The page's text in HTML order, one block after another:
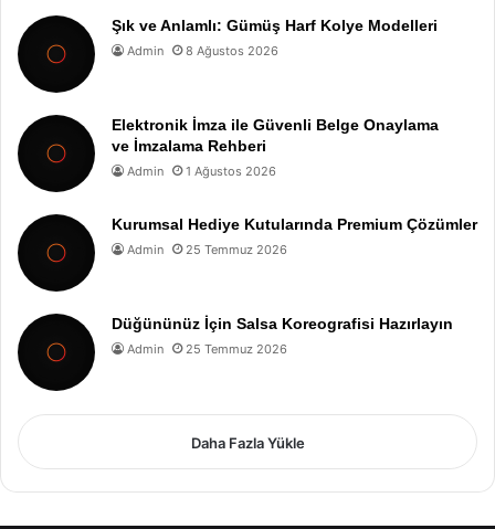
Şık ve Anlamlı: Gümüş Harf Kolye Modelleri
Admin 8 Ağustos 2026
Elektronik İmza ile Güvenli Belge Onaylama
ve İmzalama Rehberi
Admin 1 Ağustos 2026
Kurumsal Hediye Kutularında Premium Çözümler
Admin 25 Temmuz 2026
Düğününüz İçin Salsa Koreografisi Hazırlayın
Admin 25 Temmuz 2026
Daha Fazla Yükle